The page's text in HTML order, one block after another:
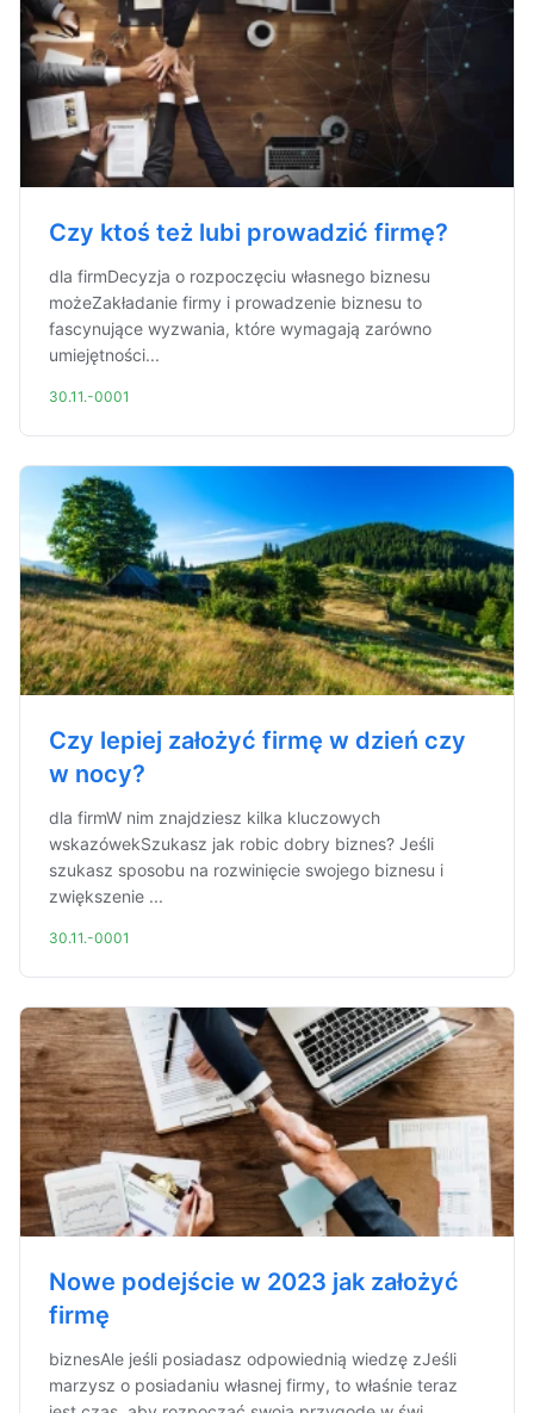
Czy ktoś też lubi prowadzić firmę?
dla firmDecyzja o rozpoczęciu własnego biznesu
możeZakładanie firmy i prowadzenie biznesu to
fascynujące wyzwania, które wymagają zarówno
umiejętności...
30.11.-0001
Czy lepiej założyć firmę w dzień czy
w nocy?
dla firmW nim znajdziesz kilka kluczowych
wskazówekSzukasz jak robic dobry biznes? Jeśli
szukasz sposobu na rozwinięcie swojego biznesu i
zwiększenie ...
30.11.-0001
Nowe podejście w 2023 jak założyć
firmę
biznesAle jeśli posiadasz odpowiednią wiedzę zJeśli
marzysz o posiadaniu własnej firmy, to właśnie teraz